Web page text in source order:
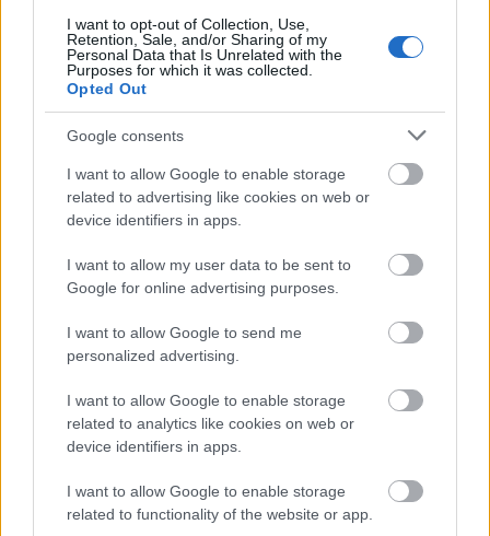
I want to opt-out of Collection, Use,
Retention, Sale, and/or Sharing of my
Personal Data that Is Unrelated with the
Purposes for which it was collected.
Opted Out
Google consents
I want to allow Google to enable storage
related to advertising like cookies on web or
device identifiers in apps.
I want to allow my user data to be sent to
Google for online advertising purposes.
I want to allow Google to send me
personalized advertising.
I want to allow Google to enable storage
related to analytics like cookies on web or
device identifiers in apps.
I want to allow Google to enable storage
related to functionality of the website or app.
szabályzatot!
Országos hírek